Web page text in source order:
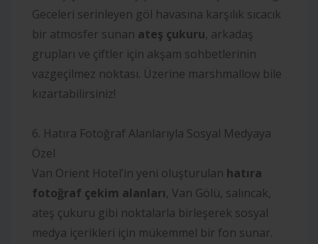
Geceleri serinleyen göl havasına karşılık sıcacık
bir atmosfer sunan ateş çukuru, arkadaş
grupları ve çiftler için akşam sohbetlerinin
vazgeçilmez noktası. Üzerine marshmallow bile
kızartabilirsiniz!
6. Hatıra Fotoğraf Alanlarıyla Sosyal Medyaya
Özel
Van Orient Hotel’in yeni oluşturulan hatıra
fotoğraf çekim alanları, Van Gölü, salıncak,
ateş çukuru gibi noktalarla birleşerek sosyal
medya içerikleri için mükemmel bir fon sunar.